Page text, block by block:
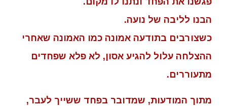
הבנו לליבה של נועה.
כשצורבים בתודעה אמונה כמו האמונה שאחרי
ההצלחה עלול להגיע אסון, לא פלא שפחדים
מתעוררים.
מתוך המודעות, שמדובר בפחד ששייך לעבר,